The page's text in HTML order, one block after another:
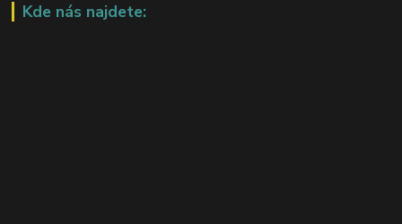
Kde nás najdete: